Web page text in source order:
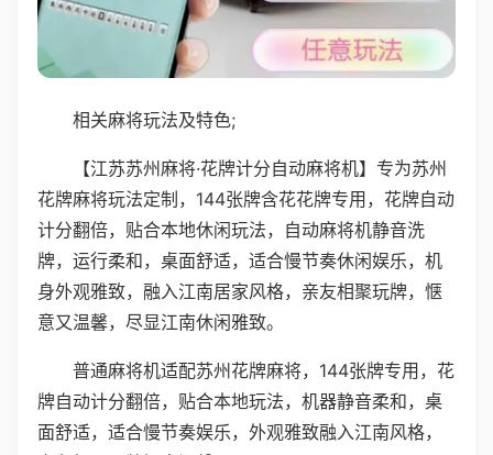
相关麻将玩法及特色;
【江苏苏州麻将·花牌计分自动麻将机】专为苏州
花牌麻将玩法定制，144张牌含花花牌专用，花牌自动
计分翻倍，贴合本地休闲玩法，自动麻将机静音洗
牌，运行柔和，桌面舒适，适合慢节奏休闲娱乐，机
身外观雅致，融入江南居家风格，亲友相聚玩牌，惬
意又温馨，尽显江南休闲雅致。
普通麻将机适配苏州花牌麻将，144张牌专用，花
牌自动计分翻倍，贴合本地玩法，机器静音柔和，桌
面舒适，适合慢节奏娱乐，外观雅致融入江南风格，